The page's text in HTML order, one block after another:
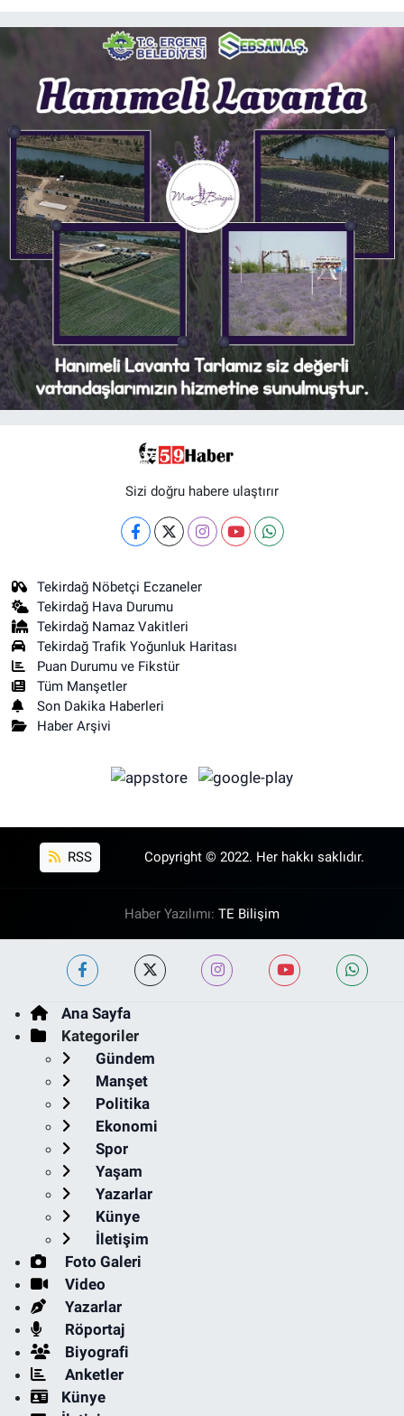
Sizi doğru habere ulaştırır
Tekirdağ Nöbetçi Eczaneler
Tekirdağ Hava Durumu
Tekirdağ Namaz Vakitleri
Tekirdağ Trafik Yoğunluk Haritası
Puan Durumu ve Fikstür
Tüm Manşetler
Son Dakika Haberleri
Haber Arşivi
RSS Copyright © 2022. Her hakkı saklıdır.
Haber Yazılımı: TE Bilişim
Ana Sayfa
Kategoriler
Gündem
Manşet
Politika
Ekonomi
Spor
Yaşam
Yazarlar
Künye
İletişim
Foto Galeri
Video
Yazarlar
Röportaj
Biyografi
Anketler
Künye